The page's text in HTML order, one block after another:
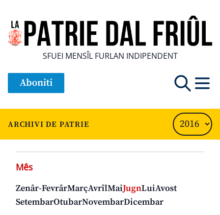
SFUEI MENSÎL FURLAN INDIPENDENT
Aboniti
ARCHIVI DE PATRIE
Mês
Zenâr-FevrârMarçAvrîlMaiJugnLuiAvost
SetembarOtubarNovembarDicembar